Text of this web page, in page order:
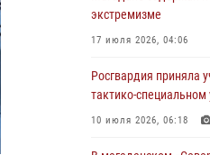
заместитель
России генерал-
профессиональным
15 июля 2026, 06:21
экстремизме
17 июля 2026, 04:06
Росгвардия приняла
тактико-
10 июля 2026, 06:18